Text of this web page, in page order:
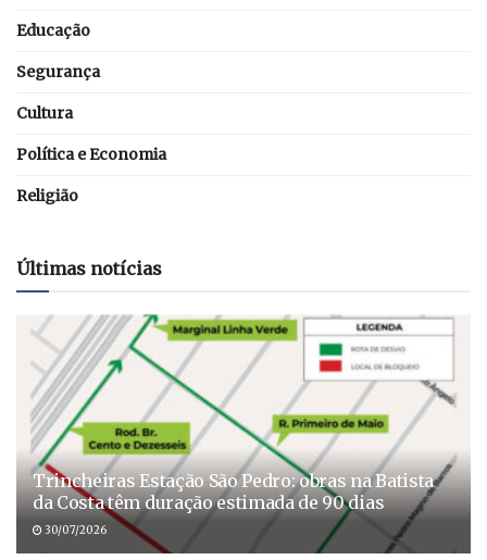
Educação
Segurança
Cultura
Política e Economia
Religião
Últimas notícias
Trincheiras Estação São Pedro: obras na Batista
da Costa têm duração estimada de 90 dias
30/07/2026